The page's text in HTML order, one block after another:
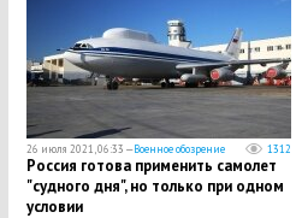
26 июля 2021, 06:33 —Военное обозрение 1312
​Россия готова применить самолет
"судного дня", но только при одном
условии